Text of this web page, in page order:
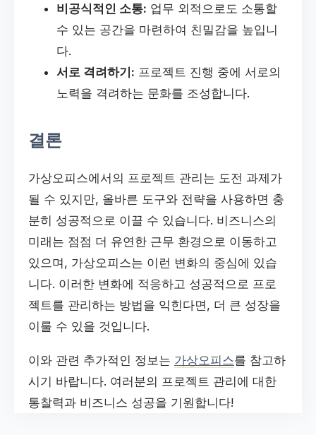
비공식적인 소통: 업무 외적으로도 소통할
수 있는 공간을 마련하여 친밀감을 높입니
다.
서로 격려하기: 프로젝트 진행 중에 서로의
노력을 격려하는 문화를 조성합니다.
결론
가상오피스에서의 프로젝트 관리는 도전 과제가
될 수 있지만, 올바른 도구와 전략을 사용하면 충
분히 성공적으로 이끌 수 있습니다. 비즈니스의
미래는 점점 더 유연한 근무 환경으로 이동하고
있으며, 가상오피스는 이런 변화의 중심에 있습
니다. 이러한 변화에 적응하고 성공적으로 프로
젝트를 관리하는 방법을 익힌다면, 더 큰 성장을
이룰 수 있을 것입니다.
이와 관련 추가적인 정보는 가상오피스를 참고하
시기 바랍니다. 여러분의 프로젝트 관리에 대한
통찰력과 비즈니스 성공을 기원합니다!